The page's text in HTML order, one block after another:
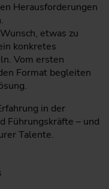
Herausforderungen
etwas zu
konkretes
Vom ersten
Format begleiten
in der
Führungskräfte – und
Talente.